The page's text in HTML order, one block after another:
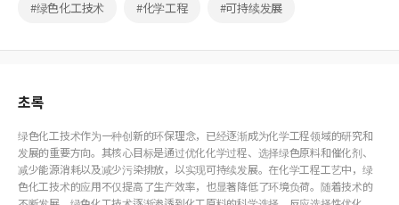
#绿色化工技术 #化学工程 #可持续发展
초록
绿色化工技术作为一种创新的环保理念，已经逐渐成为化学工程领域的研究和
发展的重要方向。其核心目标是通过优化化学过程、选择绿色原料和催化剂、
减少能源消耗以及减少污染排放，以实现可持续发展。在化学工程工艺中，绿
色化工技术的应用不仅提高了生产效率，也显著降低了环境负荷。随着技术的